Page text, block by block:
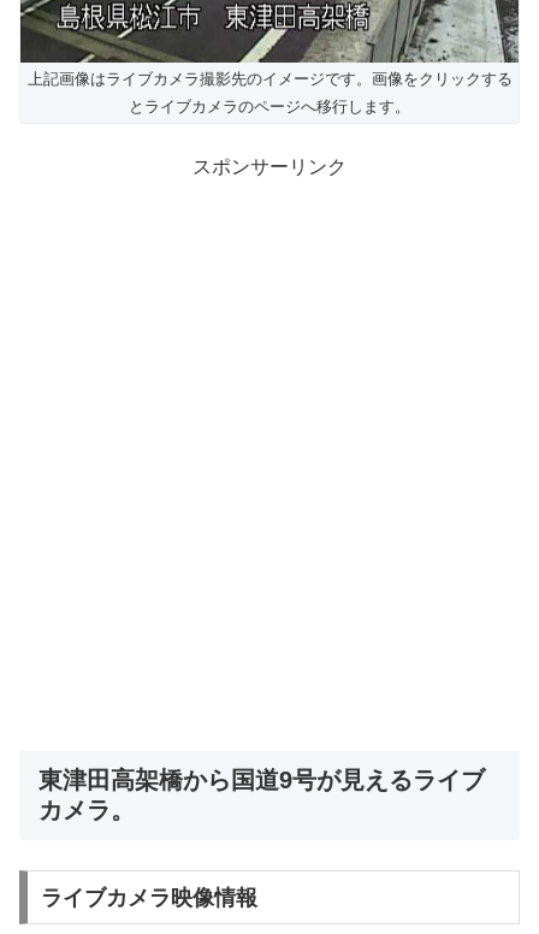
上記画像はライブカメラ撮影先のイメージです。画像をクリックする
とライブカメラのページへ移行します。
スポンサーリンク
東津田高架橋から国道9号が見えるライブ
カメラ。
ライブカメラ映像情報